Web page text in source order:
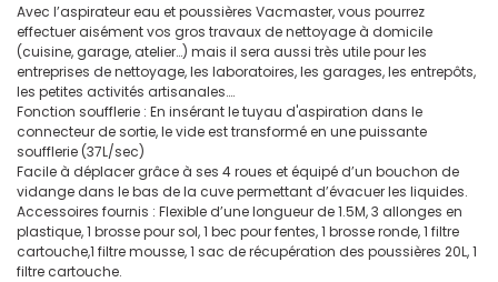
Avec l’aspirateur eau et poussières Vacmaster, vous pourrez
effectuer aisément vos gros travaux de nettoyage à domicile
(cuisine, garage, atelier…) mais il sera aussi très utile pour les
entreprises de nettoyage, les laboratoires, les garages, les entrepôts,
les petites activités artisanales….
Fonction soufflerie : En insérant le tuyau d'aspiration dans le
connecteur de sortie, le vide est transformé en une puissante
soufflerie (37L/sec)
Facile à déplacer grâce à ses 4 roues et équipé d’un bouchon de
vidange dans le bas de la cuve permettant d’évacuer les liquides.
Accessoires fournis : Flexible d’une longueur de 1.5M, 3 allonges en
plastique, 1 brosse pour sol, 1 bec pour fentes, 1 brosse ronde, 1 filtre
cartouche,1 filtre mousse, 1 sac de récupération des poussières 20L, 1
filtre cartouche.